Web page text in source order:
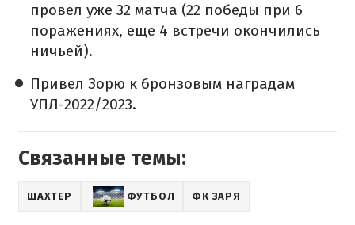
провел уже 32 матча (22 победы при 6
поражениях, еще 4 встречи окончились
ничьей).
Привел Зорю к бронзовым наградам
УПЛ-2022/2023.
Связанные темы:
ШАХТЕР ФУТБОЛ ФК ЗАРЯ